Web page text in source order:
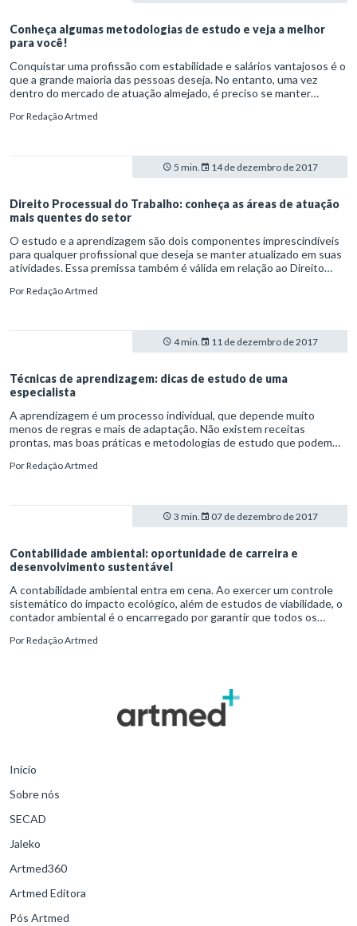
Conheça algumas metodologias de estudo e veja a melhor
para você!
Conquistar uma profissão com estabilidade e salários vantajosos é o
que a grande maioria das pessoas deseja. No entanto, uma vez
dentro do mercado de atuação almejado, é preciso se manter
tudo isso a uma poderosa metodologia de estudo.
PorRedação Artmed
5 min. 14 de dezembro de 2017
Direito Processual do Trabalho: conheça as áreas de atuação
mais quentes do setor
O estudo e a aprendizagem são dois componentes imprescindíveis
para qualquer profissional que deseja se manter atualizado em suas
atividades. Essa premissa também é válida em relação ao Direito
reformas que ocorrem nesse âmbito.
PorRedação Artmed
4 min. 11 de dezembro de 2017
Técnicas de aprendizagem: dicas de estudo de uma
especialista
A aprendizagem é um processo individual, que depende muito
menos de regras e mais de adaptação. Não existem receitas
prontas, mas boas práticas e metodologias de estudo que podem
estudos que podem funcionar ou não para cada um.
PorRedação Artmed
3 min. 07 de dezembro de 2017
Contabilidade ambiental: oportunidade de carreira e
desenvolvimento sustentável
A contabilidade ambiental entra em cena. Ao exercer um controle
sistemático do impacto ecológico, além de estudos de viabilidade, o
contador ambiental é o encarregado por garantir que todos os
reconhecimento da responsabilidade social, que garante o emprego
PorRedação Artmed
Início
Sobre nós
SECAD
Jaleko
Artmed360
Artmed Editora
Pós Artmed